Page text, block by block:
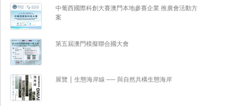
中葡西國際科創大賽澳門本地參賽企業 推廣會活動方
案
第五屆澳門模擬聯合國大會
展覽 | 生態海岸線 ── 與自然共構生態海岸